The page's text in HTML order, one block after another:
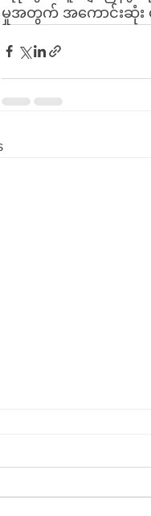
မှုအတွက် အကောင်းဆုံး